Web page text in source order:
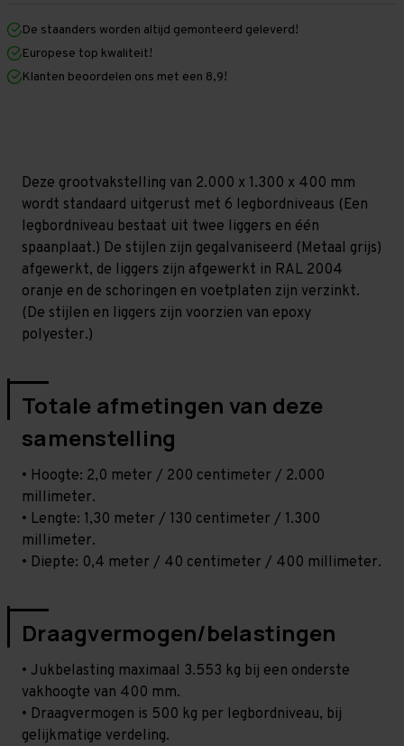
mm
x
400
mm
mm
400
mm
De staanders worden altijd gemonteerd geleverd!
Europese top kwaliteit!
Klanten beoordelen ons met een 8,9!
Deze grootvakstelling van 2.000 x 1.300 x 400 mm
wordt standaard uitgerust met 6 legbordniveaus (Een
legbordniveau bestaat uit twee liggers en één
spaanplaat.) De stijlen zijn gegalvaniseerd (Metaal grijs)
afgewerkt, de liggers zijn afgewerkt in RAL 2004
oranje en de schoringen en voetplaten zijn verzinkt.
(De stijlen en liggers zijn voorzien van epoxy
polyester.)
Totale afmetingen van deze
samenstelling
• Hoogte: 2,0 meter / 200 centimeter / 2.000
millimeter.
• Lengte: 1,30 meter / 130 centimeter / 1.300
millimeter.
• Diepte: 0,4 meter / 40 centimeter / 400 millimeter.
Draagvermogen/belastingen
• Jukbelasting maximaal 3.553 kg bij een onderste
vakhoogte van 400 mm.
• Draagvermogen is 500 kg per legbordniveau, bij
gelijkmatige verdeling.